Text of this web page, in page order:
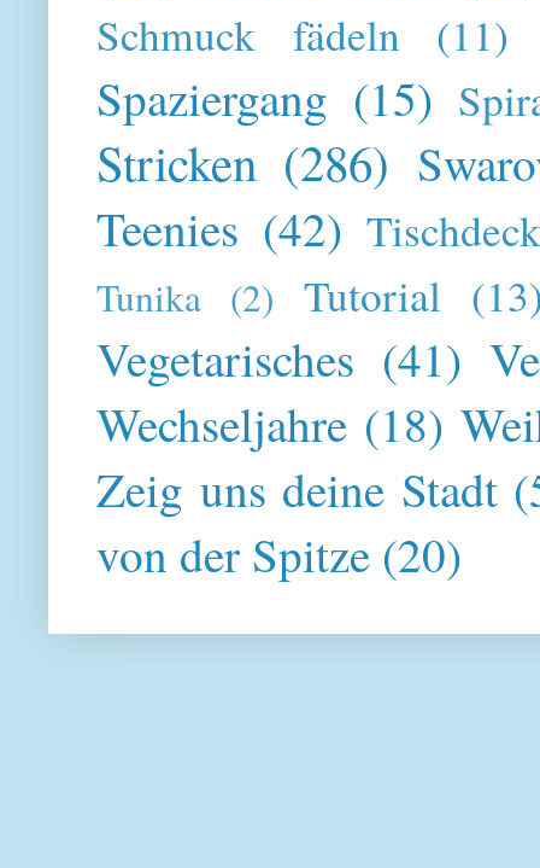
Schmuck fädeln (11)
Spaziergang (15)
Stricken (286)
Teenies (42)
Tunika (2) Tutorial
Vegetarisches (41)
Wechseljahre (18)
Zeig uns deine Stadt
von der Spitze (20)